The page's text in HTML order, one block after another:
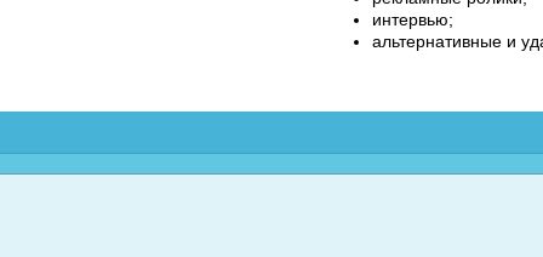
интервью;
альтернативные и